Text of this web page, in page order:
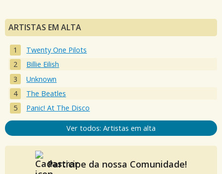
ARTISTAS EM ALTA
Twenty One Pilots
Billie Eilish
Unknown
The Beatles
Panic! At The Disco
Ver todos: Artistas em alta
Participe da nossa Comunidade!